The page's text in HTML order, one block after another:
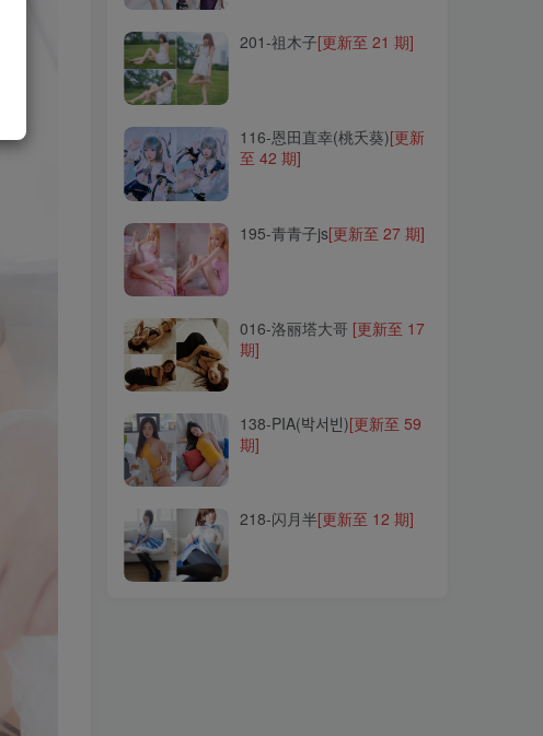
138-PIA(박서빈)
218-闪月半
201-祖木子[更新至 21 期]
116-恩田直幸(桃夭葵)[更新
至 42 期]
195-青青子js[更新至 27 期]
016-洛丽塔大哥 [更新至 17
期]
138-PIA(박서빈)[更新至 59
期]
218-闪月半[更新至 12 期]